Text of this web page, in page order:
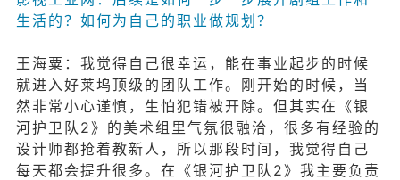
生活的？如何为自己的职业做规划？
王海粟：我觉得自己很幸运，能在事业起步的时候
就进入好莱坞顶级的团队工作。刚开始的时候，当
然非常小心谨慎，生怕犯错被开除。但其实在《银
河护卫队2》的美术组里气氛很融洽，很多有经验的
设计师都抢着教新人，所以那段时间，我觉得自己
每天都会提升很多。在《银河护卫队2》我主要负责